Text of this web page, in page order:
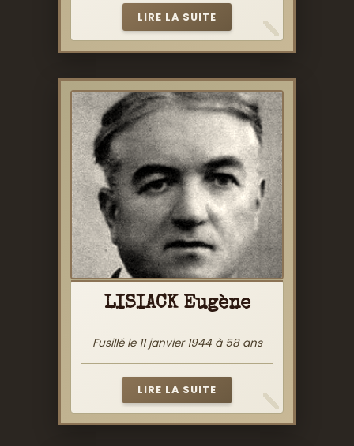
LIRE LA SUITE
LISIACK Eugène
Fusillé le 11 janvier 1944 à 58 ans
LIRE LA SUITE